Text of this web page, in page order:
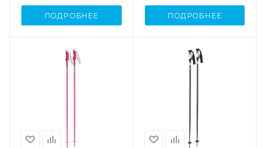
ПОДРОБНЕЕ ПОДРОБНЕЕ